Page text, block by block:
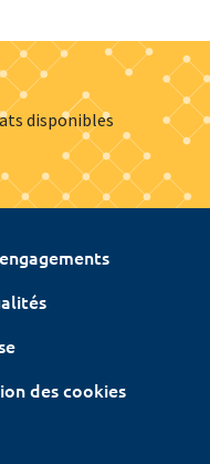
disponibles
des cookies